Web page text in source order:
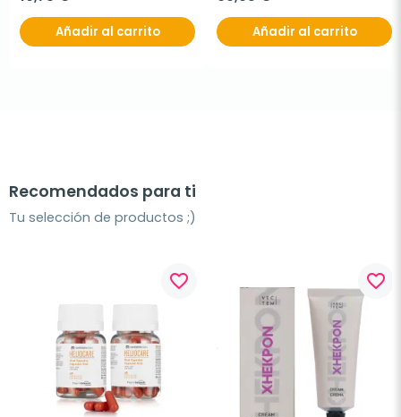
Añadir al carrito Añadir al carrito
Recomendados para ti
Tu selección de productos ;)
favorite_border favorite_border